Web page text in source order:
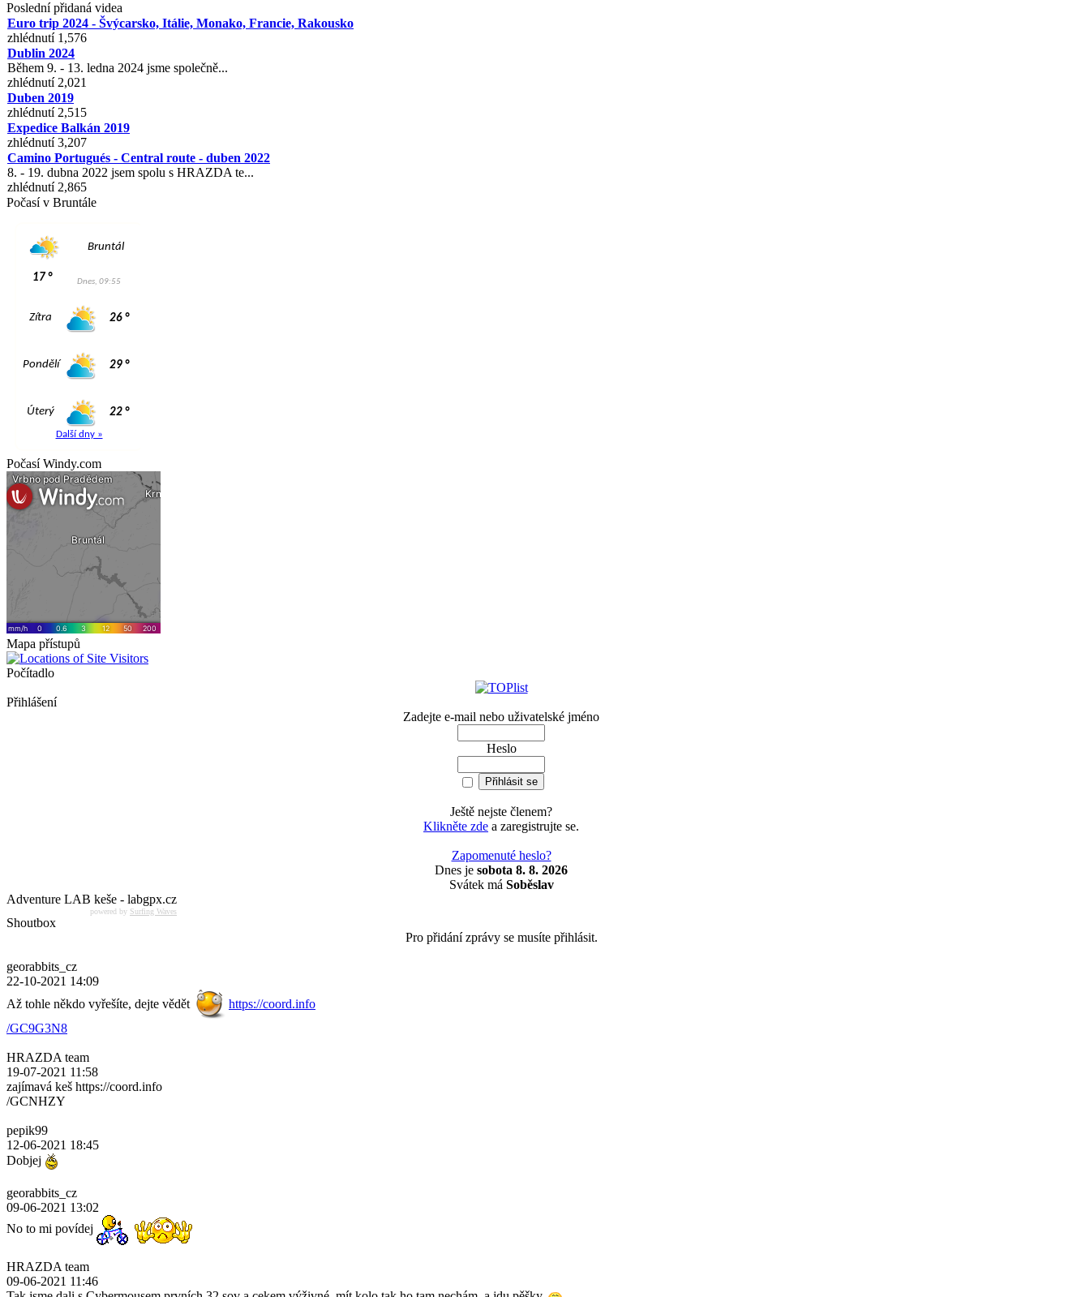
Poslední přidaná videa
Euro trip 2024 - Švýcarsko, Itálie, Monako, Francie, Rakousko
zhlédnutí 1,576
Dublin 2024
Během 9. - 13. ledna 2024 jsme společně...
zhlédnutí 2,021
Duben 2019
zhlédnutí 2,515
Expedice Balkán 2019
zhlédnutí 3,207
Camino Portugués - Central route - duben 2022
8. - 19. dubna 2022 jsem spolu s HRAZDA te...
zhlédnutí 2,865
Počasí v Bruntále
Počasí Windy.com
Mapa přístupů
Počítadlo
Přihlášení
Zadejte e-mail nebo uživatelské jméno
Heslo
Ještě nejste členem?
Klikněte zde a zaregistrujte se.
Zapomenuté heslo?
Dnes je sobota 8. 8. 2026
Svátek má Soběslav
Adventure LAB keše - labgpx.cz
powered by Surfing Waves
Shoutbox
Pro přidání zprávy se musíte přihlásit.
georabbits_cz
22-10-2021 14:09
Až tohle někdo vyřešíte, dejte vědět
https://coord.info
/GC9G3N8
HRAZDA team
19-07-2021 11:58
zajímavá keš https://coord.info
/GCNHZY
pepik99
12-06-2021 18:45
Dobjej
georabbits_cz
09-06-2021 13:02
No to mi povídej
HRAZDA team
09-06-2021 11:46